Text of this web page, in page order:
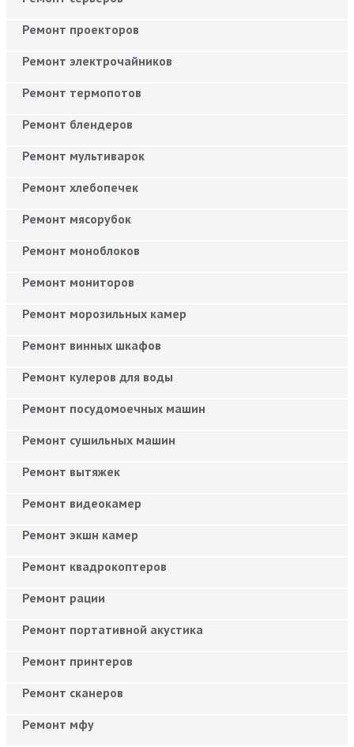
Ремонт проекторов
Ремонт электрочайников
Ремонт термопотов
Ремонт блендеров
Ремонт мультиварок
Ремонт хлебопечек
Ремонт мясорубок
Ремонт моноблоков
Ремонт мониторов
Ремонт морозильных камер
Ремонт винных шкафов
Ремонт кулеров для воды
Ремонт посудомоечных машин
Ремонт сушильных машин
Ремонт вытяжек
Ремонт видеокамер
Ремонт экшн камер
Ремонт квадрокоптеров
Ремонт рации
Ремонт портативной акустика
Ремонт принтеров
Ремонт сканеров
Ремонт мфу